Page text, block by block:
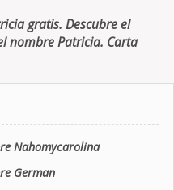
gratis. Descubre el
nombre Patricia. Carta
Nahomycarolina
German